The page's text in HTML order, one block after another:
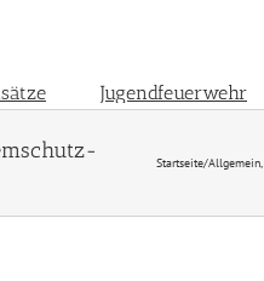
Jugendfeuerwehr
Startseite/Allgemein,